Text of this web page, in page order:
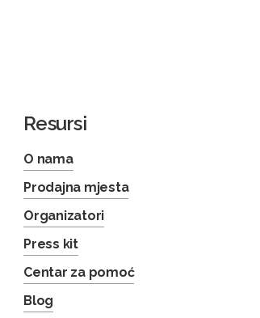
Resursi
O nama
Prodajna mjesta
Organizatori
Press kit
Centar za pomoć
Blog